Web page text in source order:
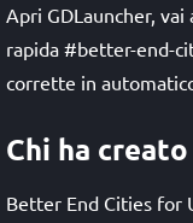
Apri GDLauncher,
rapida #better-end-
corrette in
Chi ha
Better End Cities for